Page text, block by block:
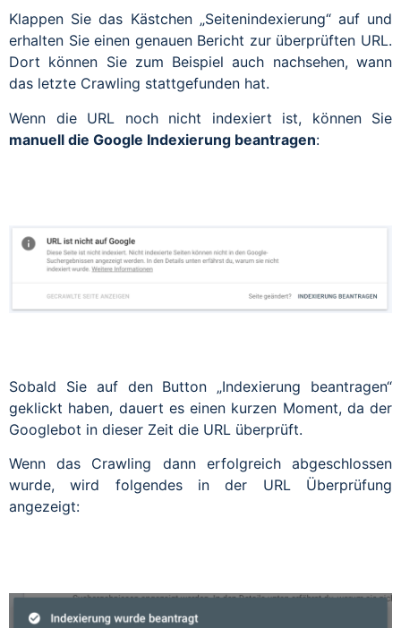
Klappen Sie das Kästchen „Seitenindexierung“ auf und
erhalten Sie einen genauen Bericht zur überprüften URL.
Dort können Sie zum Beispiel auch nachsehen, wann
das letzte Crawling stattgefunden hat.
Wenn die URL noch nicht indexiert ist, können Sie
manuell die Google Indexierung beantragen:
Sobald Sie auf den Button „Indexierung beantragen“
geklickt haben, dauert es einen kurzen Moment, da der
Googlebot in dieser Zeit die URL überprüft.
Wenn das Crawling dann erfolgreich abgeschlossen
wurde, wird folgendes in der URL Überprüfung
angezeigt: